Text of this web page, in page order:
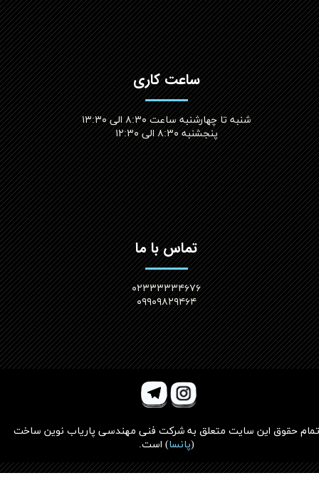
ساعت کاری
شنبه تا چهارشنبه ساعت ۸:۳۰ الی ۱۳:۳۰
پنجشنبه ۸:۳۰ الی ۱۲:۳۰​​​​​​​
تماس با ما
۰۲۳۳۳۳۳۴۶۷۶
۰۹۹۰۹۸۲۹۴۶۴
تمام حقوق این سایت متعلق به شرکت فنی مهندسی پاریاب نوین ساخت
(پانسا) است.